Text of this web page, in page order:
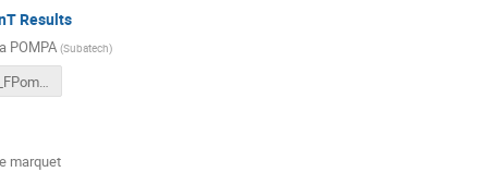
Results
POMPA (Subatech)
GDRDUphy_FPompa.pdf
marquet